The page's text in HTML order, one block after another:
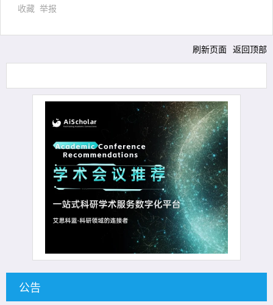
收藏 举报
刷新页面 返回顶部
公告